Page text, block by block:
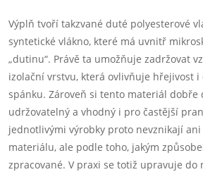
Výplň tvoří takzvané duté polyesterové
syntetické vlákno, které má uvnitř
„dutinu“. Právě ta umožňuje zadržovat
izolační vrstvu, která ovlivňuje hřejivost i
spánku. Zároveň si tento materiál dobře
udržovatelný a vhodný i pro častější
jednotlivými výrobky proto nevznikají
materiálu, ale podle toho, jakým
zpracované. V praxi se totiž upravuje do